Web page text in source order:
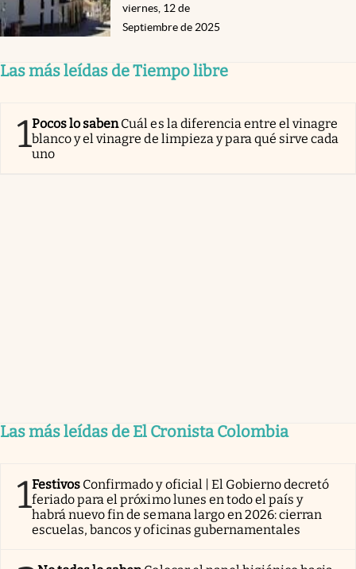
viernes, 12 de
Septiembre de 2025
Las más leídas de Tiempo libre
1Pocos lo sabenCuál es la diferencia entre el vinagre
blanco y el vinagre de limpieza y para qué sirve cada
uno
Las más leídas de El Cronista Colombia
1Festivos Confirmado y oficial | El Gobierno decretó
feriado para el próximo lunes en todo el país y
habrá nuevo fin de semana largo en 2026: cierran
escuelas, bancos y oficinas gubernamentales